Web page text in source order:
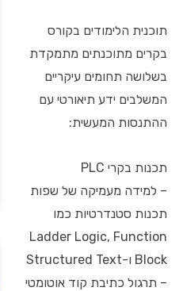
תוכנית הלימודים בקורס
בקרים מתוכנתים מתמקדת
בשלושה תחומים עיקריים
המשלבים ידע תיאורטי עם
ההתנסות המעשית:
תכנות בקרי PLC
– למידה מעמיקה של שפות
תכנות סטנדרטיות כמו
Ladder Logic, Function
Block ו-Structured Text
– תרגול כתיבת קוד אוטומטי